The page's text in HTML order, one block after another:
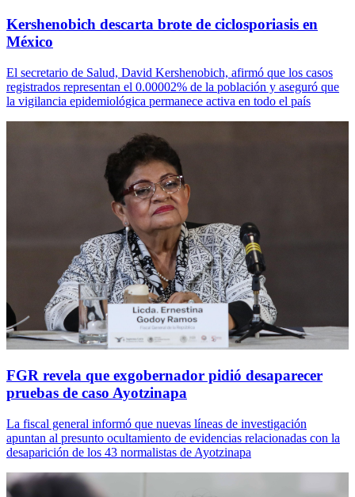
Kershenobich descarta brote de ciclosporiasis en
México
El secretario de Salud, David Kershenobich, afirmó que los casos
registrados representan el 0.00002% de la población y aseguró que
la vigilancia epidemiológica permanece activa en todo el país
FGR revela que exgobernador pidió desaparecer
pruebas de caso Ayotzinapa
La fiscal general informó que nuevas líneas de investigación
apuntan al presunto ocultamiento de evidencias relacionadas con la
desaparición de los 43 normalistas de Ayotzinapa